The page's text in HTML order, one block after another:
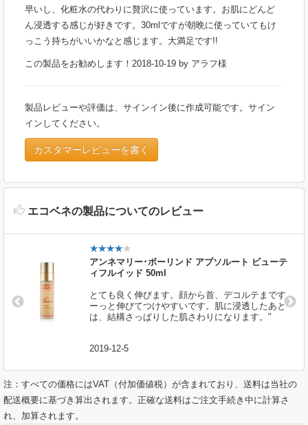
早いし、化粧水の代わりに贅沢に使っています。お肌にどんど
ん浸透する感じが好きです。30mlですが朝晩に使っていてもけ
っこう持ちがいいかなと感じます。大満足です!!
この製品をお勧めします！ 2018-10-19 by アラフ様
製品レビューや評価は、サインイン後に作成可能です。サイン
インしてください。
カスタマーレビューを書く
エコベネの製品についてのレビュー
アンネマリー･ボーリンド アブソルート ビューテ
ィフルイッド 50ml
とても良く伸びます。顔から首、デコルテまです
ーっと伸びてつけやすいです。肌に浸透したあと
は、結構さっぱりした肌さわりになります。"
2019-12-5
注：すべての価格にはVAT（付加価値税）が含まれており、送料は当社の
配送概要に基づき算出されます。正確な送料はご注文手続き中に計算さ
れ、加算されます。